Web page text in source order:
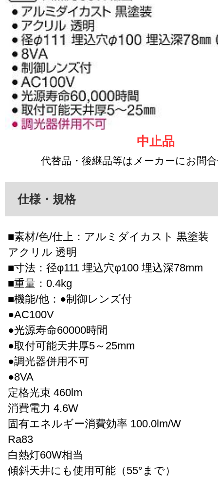
中止品
代替品・後継品等はメーカーにお問
仕様・規格
■素材/色/仕上：アルミダイカスト 黒塗装
アクリル 透明
■寸法：径φ111 埋込穴φ100 埋込深78mm
■重量：0.4kg
■機能/他：●制御レンズ付
●AC100V
●光源寿命60000時間
●取付可能天井厚5～25mm
●調光器併用不可
●8VA
定格光束 460lm
消費電力 4.6W
固有エネルギー消費効率 100.0lm/W
Ra83
白熱灯60W相当
傾斜天井にも使用可能（55°まで）